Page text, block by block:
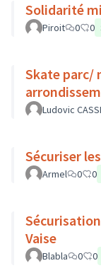
Solidarité
Piroit 0 0
Skate parc/ mur
Ludovic
Sécuriser
Armel 0 0
Vaise
Blabla 0 0